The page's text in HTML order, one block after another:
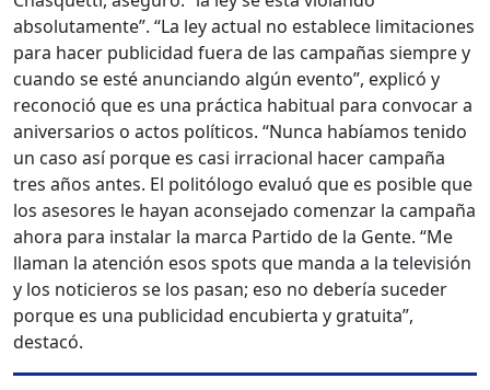
absolutamente”. “La ley actual no establece limitaciones
para hacer publicidad fuera de las campañas siempre y
cuando se esté anunciando algún evento”, explicó y
reconoció que es una práctica habitual para convocar a
aniversarios o actos políticos. “Nunca habíamos tenido
un caso así porque es casi irracional hacer campaña
tres años antes. El politólogo evaluó que es posible que
los asesores le hayan aconsejado comenzar la campaña
ahora para instalar la marca Partido de la Gente. “Me
llaman la atención esos spots que manda a la televisión
y los noticieros se los pasan; eso no debería suceder
porque es una publicidad encubierta y gratuita”,
destacó.